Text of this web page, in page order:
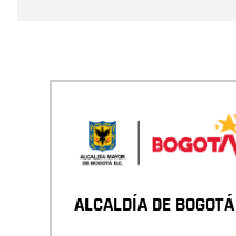
ALCALDÍA DE BOGOTÁ